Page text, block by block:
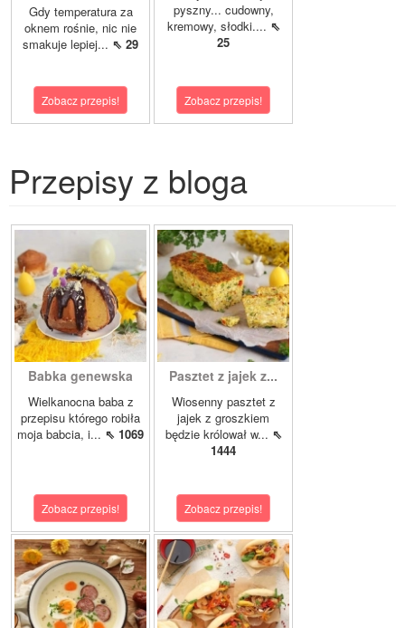
Gdy temperatura za
oknem rośnie, nic nie
smakuje lepiej... ⇖ 29
Zobacz przepis!
pyszny... cudowny,
kremowy, słodki.... ⇖
25
Zobacz przepis!
Przepisy z bloga
Babka genewska
Wielkanocna baba z
przepisu którego robiła
moja babcia, i... ⇖ 1069
Zobacz przepis!
Pasztet z jajek z...
Wiosenny pasztet z
jajek z groszkiem
będzie królował w... ⇖
1444
Zobacz przepis!